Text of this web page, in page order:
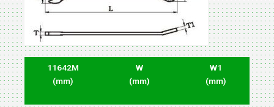
11642M
(mm)
W
(mm)
W1
(mm)